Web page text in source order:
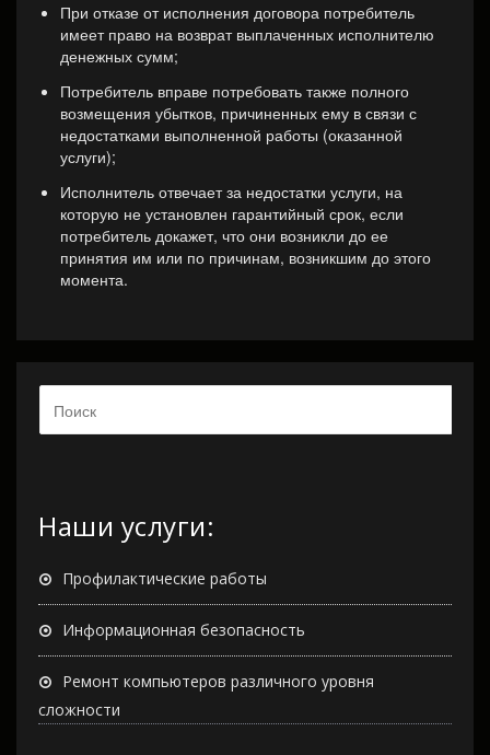
При отказе от исполнения договора потребитель
имеет право на возврат выплаченных исполнителю
денежных сумм;
Потребитель вправе потребовать также полного
возмещения убытков, причиненных ему в связи с
недостатками выполненной работы (оказанной
услуги);
Исполнитель отвечает за недостатки услуги, на
которую не установлен гарантийный срок, если
потребитель докажет, что они возникли до ее
принятия им или по причинам, возникшим до этого
момента.
Наши услуги:
Профилактические работы
Информационная безопасность
Ремонт компьютеров различного уровня
сложности